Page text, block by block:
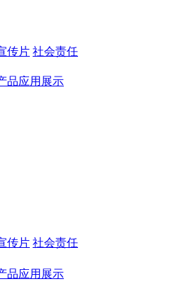
传片 社会责任
品应用展示
传片 社会责任
品应用展示